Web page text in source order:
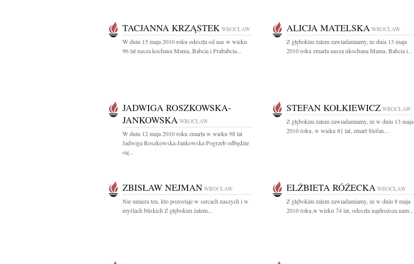
TACJANNA KRZĄSTEK WROCŁAW
W dniu 15 maja 2010 roku odeszła od nas w wieku
96 lat nasza kochana Mama, Babcia i Prababcia...
ALICJA MATELSKA WROCŁAW
Z głębokim żalem zawiadamiamy, że dnia 13 maja
2010 roku zmarła nasza ukochana Mama, Babcia i...
JADWIGA ROSZKOWSKA-
JANKOWSKA WROCŁAW
W dniu 12 maja 2010 roku zmarła w wieku 98 lat
Jadwiga Roszkowska-Jankowska Pogrzeb odbędzie
się...
STEFAN KOŁKIEWICZ WROCŁAW
Z głębokim żalem zawiadamiamy, że w dniu 13 maja
2010 roku, w wieku 81 lat, zmarł Stefan...
ZBISŁAW NEJMAN WROCŁAW
Nie umiera ten, kto pozostaje w sercach naszych i w
myślach bliskich Z głębokim żalem...
ELŻBIETA RÓŻECKA WROCŁAW
Z głębokim żalem zawiadamiamy, że w dniu 8 maja
2010 roku,w wieku 74 lat, odeszła najdroższa nam...